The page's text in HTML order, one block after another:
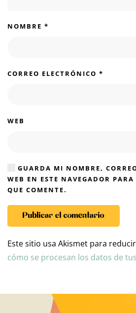
NOMBRE *
CORREO ELECTRÓNICO *
WEB
GUARDA MI NOMBRE,
WEB EN ESTE NAVEGADOR
QUE COMENTE.
Publicar el comentario
Este sitio usa Akismet para
cómo se procesan los datos de